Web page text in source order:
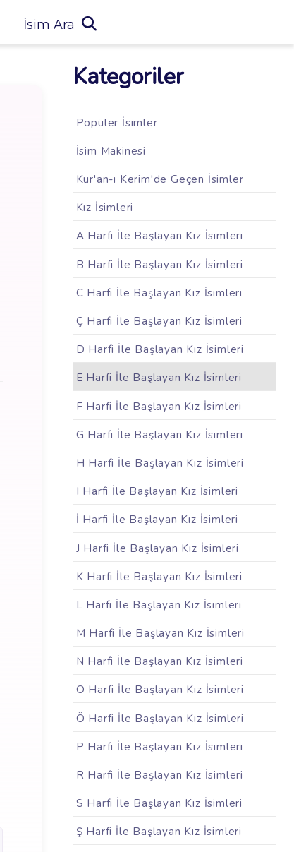
İsim Ara
Kategoriler
Popüler İsimler
İsim Makinesi
Kur'an-ı Kerim'de Geçen İsimler
Kız İsimleri
A Harfi İle Başlayan Kız İsimleri
B Harfi İle Başlayan Kız İsimleri
C Harfi İle Başlayan Kız İsimleri
Ç Harfi İle Başlayan Kız İsimleri
D Harfi İle Başlayan Kız İsimleri
E Harfi İle Başlayan Kız İsimleri
F Harfi İle Başlayan Kız İsimleri
G Harfi İle Başlayan Kız İsimleri
H Harfi İle Başlayan Kız İsimleri
I Harfi İle Başlayan Kız İsimleri
İ Harfi İle Başlayan Kız İsimleri
J Harfi İle Başlayan Kız İsimleri
K Harfi İle Başlayan Kız İsimleri
L Harfi İle Başlayan Kız İsimleri
M Harfi İle Başlayan Kız İsimleri
N Harfi İle Başlayan Kız İsimleri
O Harfi İle Başlayan Kız İsimleri
Ö Harfi İle Başlayan Kız İsimleri
P Harfi İle Başlayan Kız İsimleri
R Harfi İle Başlayan Kız İsimleri
S Harfi İle Başlayan Kız İsimleri
Ş Harfi İle Başlayan Kız İsimleri